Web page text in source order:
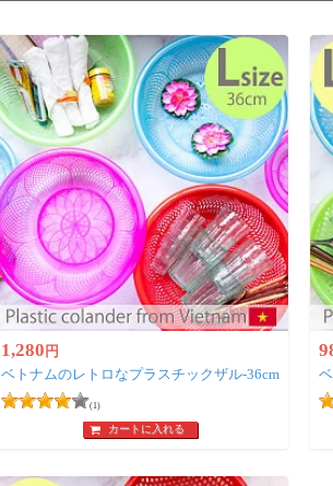
1,280 円
ベトナムのレトロなプラスチックザル-36cm
(1)
カートに入れる